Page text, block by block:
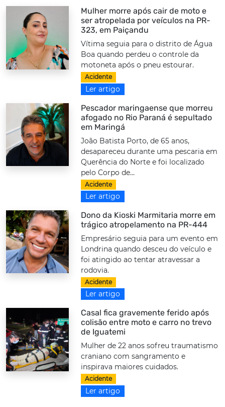
Mulher morre após cair de moto e
ser atropelada por veículos na PR-
323, em Paiçandu
Vítima seguia para o distrito de Água
Boa quando perdeu o controle da
motoneta após o pneu estourar.
Acidente
Ler artigo
Pescador maringaense que morreu
afogado no Rio Paraná é sepultado
em Maringá
João Batista Porto, de 65 anos,
desapareceu durante uma pescaria em
Querência do Norte e foi localizado
pelo Corpo de...
Acidente
Ler artigo
Dono da Kioski Marmitaria morre em
trágico atropelamento na PR-444
Empresário seguia para um evento em
Londrina quando desceu do veículo e
foi atingido ao tentar atravessar a
rodovia.
Acidente
Ler artigo
Casal fica gravemente ferido após
colisão entre moto e carro no trevo
de Iguatemi
Mulher de 22 anos sofreu traumatismo
craniano com sangramento e
inspirava maiores cuidados.
Acidente
Ler artigo